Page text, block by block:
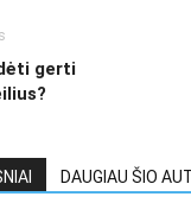
gerti
DAUGIAU ŠIO